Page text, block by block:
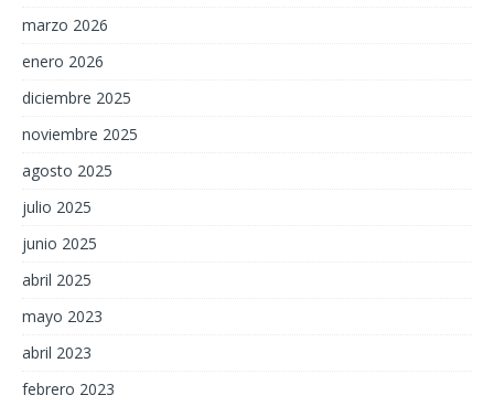
marzo 2026
enero 2026
diciembre 2025
noviembre 2025
agosto 2025
julio 2025
junio 2025
abril 2025
mayo 2023
abril 2023
febrero 2023